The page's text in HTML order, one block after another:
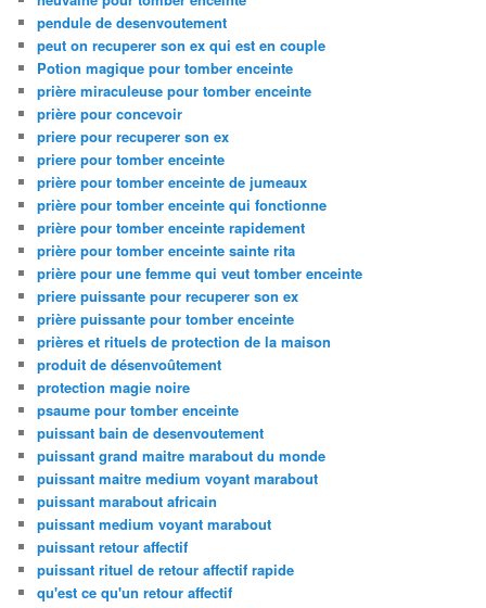
pendule de desenvoutement
peut on recuperer son ex qui est en couple
Potion magique pour tomber enceinte
prière miraculeuse pour tomber enceinte
prière pour concevoir
priere pour recuperer son ex
priere pour tomber enceinte
prière pour tomber enceinte de jumeaux
prière pour tomber enceinte qui fonctionne
prière pour tomber enceinte rapidement
prière pour tomber enceinte sainte rita
prière pour une femme qui veut tomber enceinte
priere puissante pour recuperer son ex
prière puissante pour tomber enceinte
prières et rituels de protection de la maison
produit de désenvoûtement
protection magie noire
psaume pour tomber enceinte
puissant bain de desenvoutement
puissant grand maitre marabout du monde
puissant maitre medium voyant marabout
puissant marabout africain
puissant medium voyant marabout
puissant retour affectif
puissant rituel de retour affectif rapide
qu'est ce qu'un retour affectif